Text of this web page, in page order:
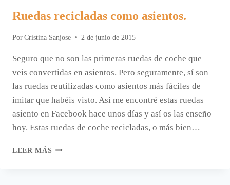
Ruedas recicladas como asientos.
Por Cristina Sanjose 2 de junio de 2015
Seguro que no son las primeras ruedas de coche que
veis convertidas en asientos. Pero seguramente, sí son
las ruedas reutilizadas como asientos más fáciles de
imitar que habéis visto. Así me encontré estas ruedas
asiento en Facebook hace unos días y así os las enseño
hoy. Estas ruedas de coche recicladas, o más bien…
LEER MÁS RUEDAS